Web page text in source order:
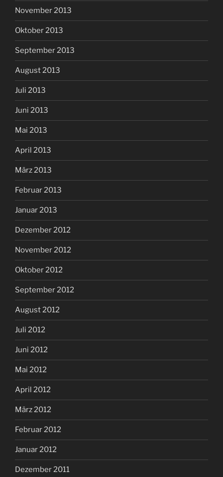
November 2013
Oktober 2013
September 2013
August 2013
Juli 2013
Juni 2013
Mai 2013
April 2013
März 2013
Februar 2013
Januar 2013
Dezember 2012
November 2012
Oktober 2012
September 2012
August 2012
Juli 2012
Juni 2012
Mai 2012
April 2012
März 2012
Februar 2012
Januar 2012
Dezember 2011